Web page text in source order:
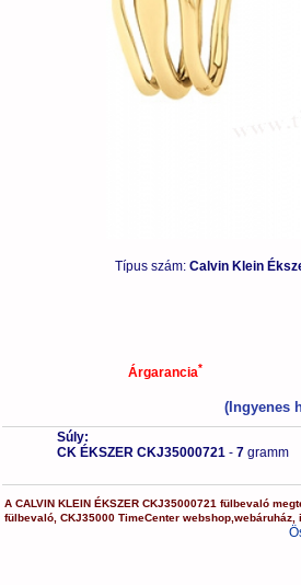
Típus szám: Calvin Klein
Árgarancia*
(Ingyenes
Súly:
CK ÉKSZER CKJ35000721 - 7 gramm
ACALVIN KLEIN ÉKSZER CKJ35000721 fülbevaló
fülbevaló ,CKJ35000 TimeCenter webshop ,webáruház ,